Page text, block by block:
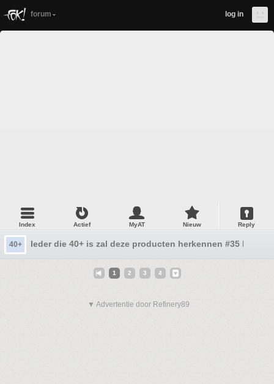
forum log in
Index Actief MyAT Nieuw Reply
40+ Ieder die 40+ is zal deze producten herkennen #35 Nooit
1 2 3 4
▼ Advertentie door Refinery89